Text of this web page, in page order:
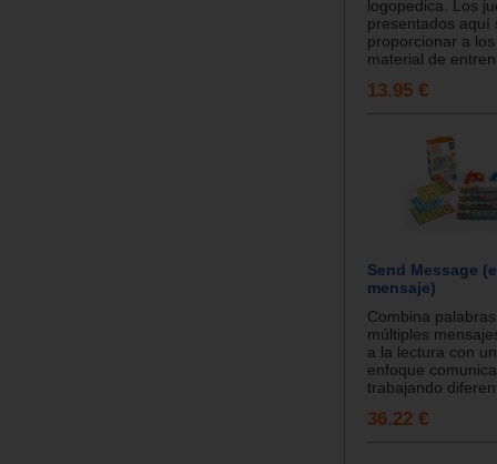
logopedica. Los
presentados aquí
proporcionar a
material de
13.95 €
Send Message
mensaje)
Combina
múltiples
a la lectura con
enfoque
trabajando
36.22 €